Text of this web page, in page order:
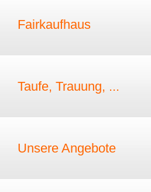
Fairkaufhaus
Taufe, Trauung, ...
Unsere Angebote